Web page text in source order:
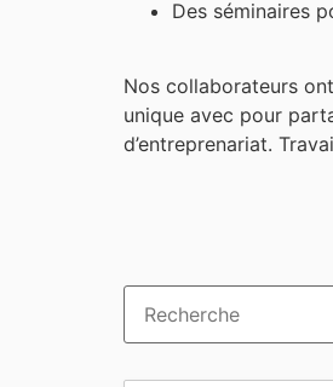
Des séminaires
Nos collaborateurs
unique avec pour
d’entreprenariat.
Recherche